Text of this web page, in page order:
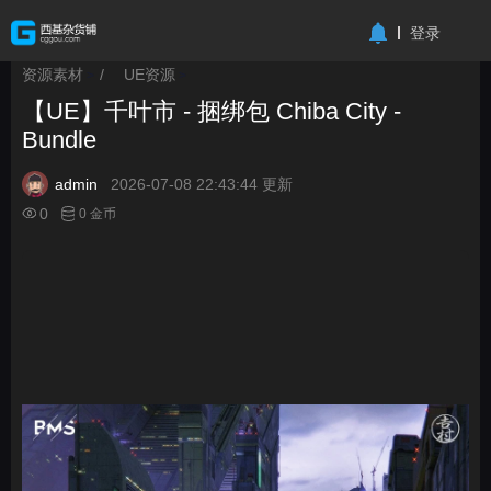
登录
资源素材 / UE资源
【UE】千叶市 - 捆绑包 Chiba City -
Bundle
admin
2026-07-08 22:43:44 更新
0
0 金币